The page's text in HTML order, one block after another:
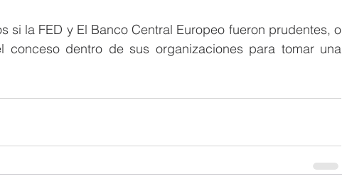
si la FED y El Banco Central Europeo fueron prudentes, o
conceso dentro de sus organizaciones para tomar una